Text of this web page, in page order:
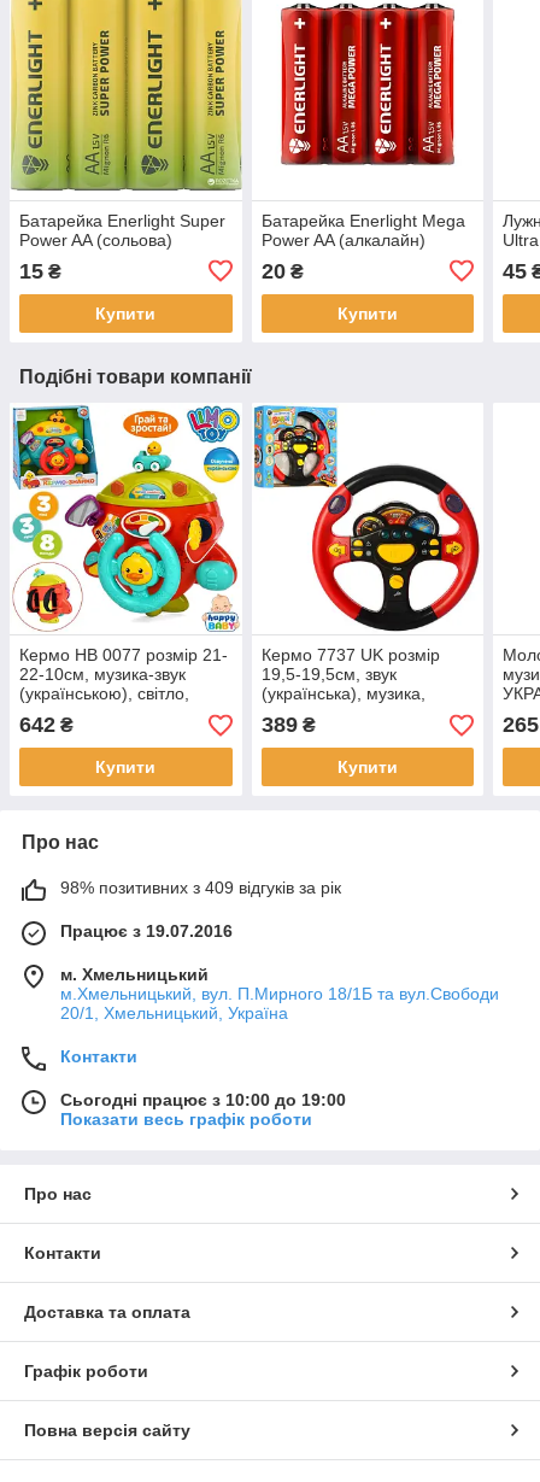
Батарейка Enerlight Super
Power AA (сольова)
15 ₴
Купити
Батарейка Enerlight Mega
Power AA (алкалайн)
20₴
Купити
45
Подібні товари компанії
Кермо HB 0077 розмір 21-
22-10см, музика-звук
(українською), світло,
рухливі деталі, кріплення-
липучки, 2 кольори, на
батарейках.
642 ₴
Купити
Кермо 7737 UK розмір
19,5-19,5см, звук
(українська), музика,
світло, правила
світлофора, 2 кольори, на
батарейках.
389₴
Купити
на
265
Про нас
98% позитивних з 409 відгуків за рік
Працює з 19.07.2016
м. Хмельницький
м.Хмельницький, вул. П.Мирного 18/1Б та вул.Свободи
20/1, Хмельницький, Україна
Контакти
Сьогодні працює з 10:00 до 19:00
Показати весь графік роботи
Про нас
Контакти
Доставка та оплата
Графік роботи
Повна версія сайту